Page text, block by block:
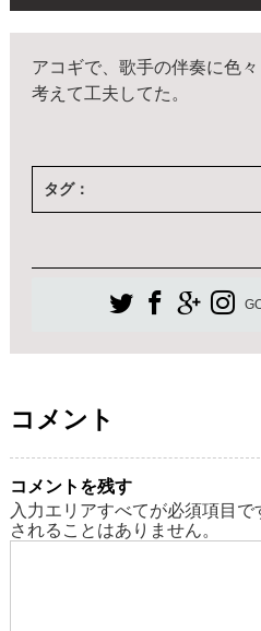
アコギで、歌手の伴奏に色々
考えて工夫してた。
タグ：
コメント
コメントを残す
入力エリアすべてが必須項目
されることはありません。